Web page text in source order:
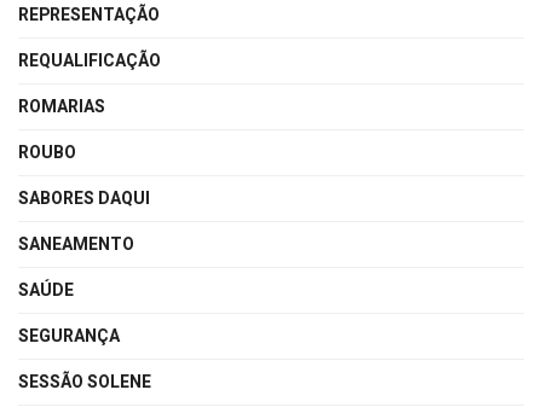
REPRESENTAÇÃO
REQUALIFICAÇÃO
ROMARIAS
ROUBO
SABORES DAQUI
SANEAMENTO
SAÚDE
SEGURANÇA
SESSÃO SOLENE